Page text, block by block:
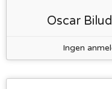
Oscar
Ingen